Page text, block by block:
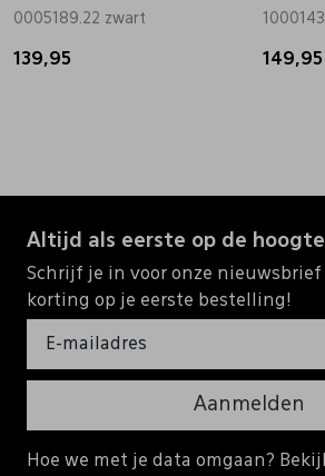
0005189.22 zwart
139,95 149,95
Altijd als eerste op de
Schrijf je in voor onze
korting op je eerste bestelling!
Aanmelden
Hoe we met je data omgaan?